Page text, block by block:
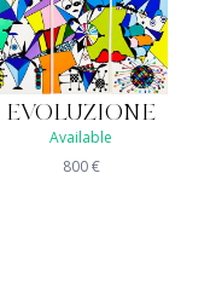
EVOLUZIONE
Available
800€